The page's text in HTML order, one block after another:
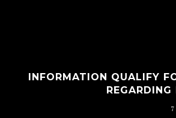
INFORMATION QUALIFY